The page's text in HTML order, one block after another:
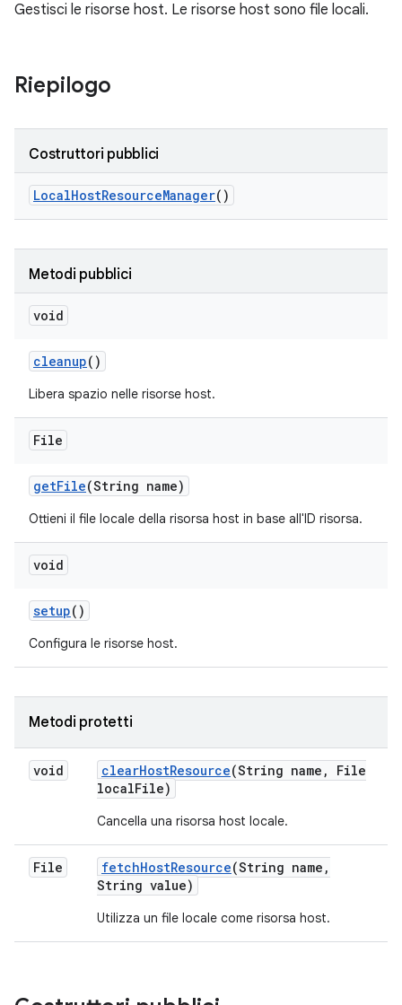
Gestisci le risorse host. Le risorse host sono file locali.
Riepilogo
Costruttori pubblici
LocalHostResourceManager()
Metodi pubblici
void
cleanup()
Libera spazio nelle risorse host.
File
getFile(String name)
Ottieni il file locale della risorsa host in base all'ID risorsa.
void
setup()
Configura le risorse host.
Metodi protetti
void clearHostResource(String name ,
File
localFile)
Cancella una risorsa host locale.
File fetchHostResource(String name ,
String value)
Utilizza un file locale come risorsa host.